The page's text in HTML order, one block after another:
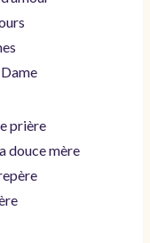
prière
douce mère